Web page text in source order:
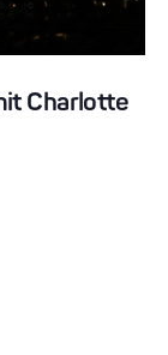
Charlotte